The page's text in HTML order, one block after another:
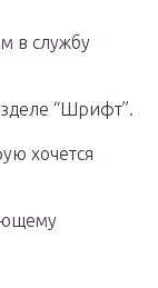
в службу
“Шрифт”.
хочется